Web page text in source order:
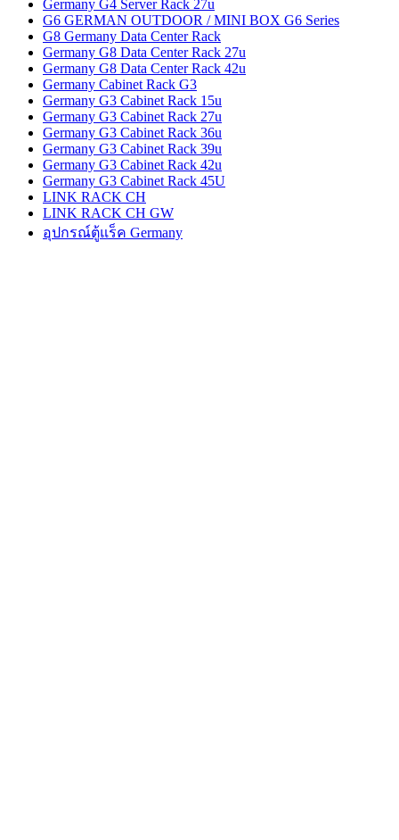
Germany G4 Server Rack 27u
G6 GERMAN OUTDOOR / MINI BOX G6 Series
G8 Germany Data Center Rack
Germany G8 Data Center Rack 27u
Germany G8 Data Center Rack 42u
Germany Cabinet Rack G3
Germany G3 Cabinet Rack 15u
Germany G3 Cabinet Rack 27u
Germany G3 Cabinet Rack 36u
Germany G3 Cabinet Rack 39u
Germany G3 Cabinet Rack 42u
Germany G3 Cabinet Rack 45U
LINK RACK CH
LINK RACK CH GW
อุปกรณ์ตู้แร็ค Germany